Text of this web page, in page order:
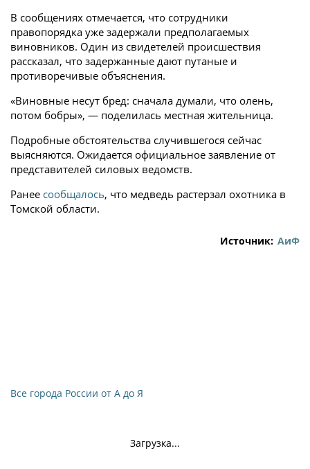
В сообщениях отмечается, что сотрудники
правопорядка уже задержали предполагаемых
виновников. Один из свидетелей происшествия
рассказал, что задержанные дают путаные и
противоречивые объяснения.
«Виновные несут бред: сначала думали, что олень,
потом бобры», — поделилась местная жительница.
Подробные обстоятельства случившегося сейчас
выясняются. Ожидается официальное заявление от
представителей силовых ведомств.
Ранее сообщалось, что медведь растерзал охотника в
Томской области.
Источник: АиФ
Все города России от А до Я
Загрузка...